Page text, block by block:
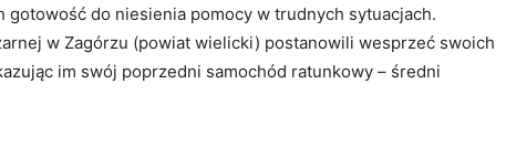
do niesienia pomocy w trudnych sytuacjach.
w Zagórzu (powiat wielicki) postanowili wesprzeć swoich
im swój poprzedni samochód ratunkowy – średni